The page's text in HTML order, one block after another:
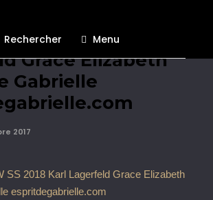
Rechercher Menu
RTW SS 2018 Karl
Grace Elizabeth
Gabrielle
2017